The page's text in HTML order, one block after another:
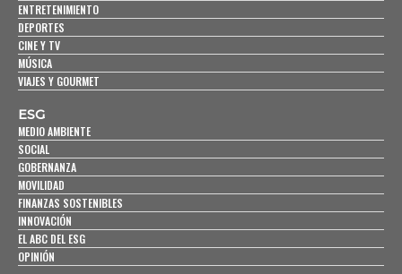
ENTRETENIMIENTO
DEPORTES
CINE Y TV
MÚSICA
VIAJES Y GOURMET
ESG
MEDIO AMBIENTE
SOCIAL
GOBERNANZA
MOVILIDAD
FINANZAS SOSTENIBLES
INNOVACIÓN
EL ABC DEL ESG
OPINIÓN